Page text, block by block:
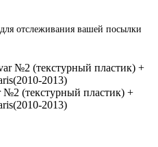
для отслеживания вашей посылки
№2 (текстурный пластик) +
2013)